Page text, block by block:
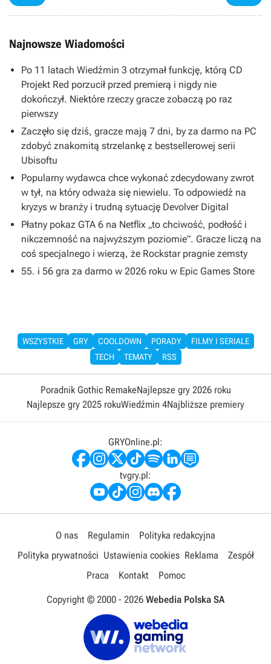
Najnowsze Wiadomości
Po 11 latach Wiedźmin 3 otrzymał funkcję, którą CD
Projekt Red porzucił przed premierą i nigdy nie
dokończył. Niektóre rzeczy gracze zobaczą po raz
pierwszy
Zaczęło się dziś, gracze mają 7 dni, by za darmo na PC
zdobyć znakomitą strzelankę z bestsellerowej serii
Ubisoftu
Popularny wydawca chce wykonać zdecydowany zwrot
w tył, na który odważa się niewielu. To odpowiedź na
kryzys w branży i trudną sytuację Devolver Digital
Płatny pokaz GTA 6 na Netflix „to chciwość, podłość i
nikczemność na najwyższym poziomie”. Gracze liczą na
coś specjalnego i wierzą, że Rockstar pragnie zemsty
55. i 56 gra za darmo w 2026 roku w Epic Games Store
WSZYSTKIE GRY COOLDOWN PORADY
FILMY I SERIALE
TECH
TEMATY RSS
Poradnik Gothic RemakeNajlepsze gry 2026 roku
Najlepsze gry 2025 rokuWiedźmin 4Najbliższe premiery
GRYOnline.pl:
tvgry.pl:
O nas Regulamin
Polityka redakcyjna
Polityka prywatności Ustawienia cookies Reklama
Zespół
Praca
Kontakt Pomoc
Copyright © 2000 - 2026 Webedia Polska SA